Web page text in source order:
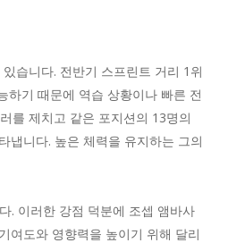
습니다. 전반기 스프린트 거리 1위
하기 때문에 역습 상황이나 빠른 전
를 제치고 같은 포지션의 13명의
냅니다. 높은 체력을 유지하는 그의
. 이러한 강점 덕분에 조셉 앰바사
여도와 영향력을 높이기 위해 달리